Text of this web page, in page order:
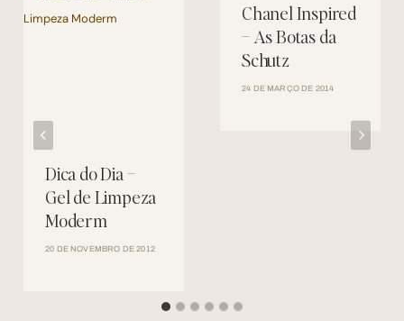
Dica do Dia –
Gel de Limpeza
Moderm
20 DE NOVEMBRO DE 2012
Chanel Inspired
– As Botas da
Schutz
24 DE MARÇO DE 2014